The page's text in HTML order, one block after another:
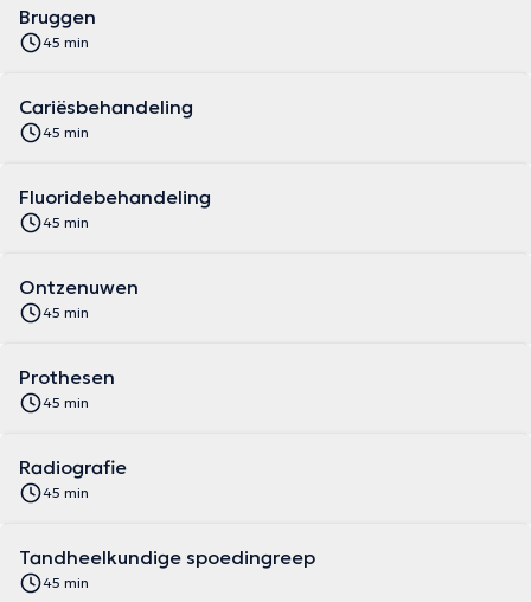
Bruggen
45 min
Cariësbehandeling
45 min
Fluoridebehandeling
45 min
Ontzenuwen
45 min
Prothesen
45 min
Radiografie
45 min
Tandheelkundige spoedingreep
45 min